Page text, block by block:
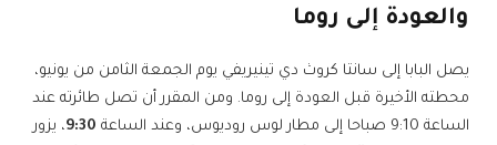
والعودة إلى روما
يصل البابا إلى سانتا كروث دي تينيريفي يوم الجمعة الثامن من يونيو،
محطته الأخيرة قبل العودة إلى روما. ومن المقرر أن تصل طائرته عند
الساعة 9:10 صباحا إلى مطار لوس روديوس، وعند الساعة
9:30، يزور